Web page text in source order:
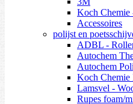
Koch
Accessoires
polijst en
ADBL -
Autochem
Autochem
Koch Chemie
Lamsvel -
Rupes foam/